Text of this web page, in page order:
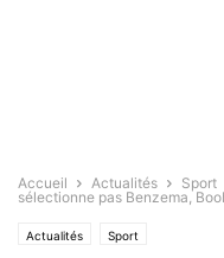
Accueil Actualités Sport
sélectionne pas Benzema,
Actualités Sport